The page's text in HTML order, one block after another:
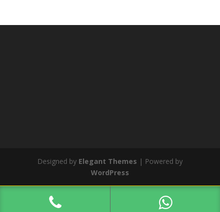
Designed by Elegant Themes | Powered by
WordPress